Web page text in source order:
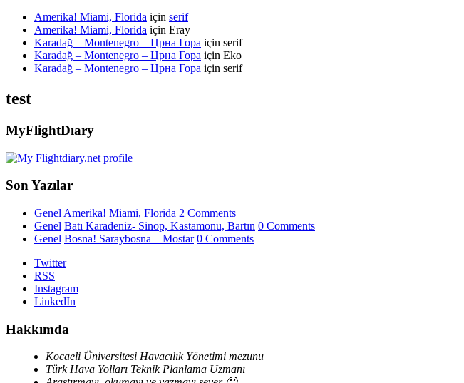
Amerika! Miami, Florida için serif
Amerika! Miami, Florida için Eray
Karadağ – Montenegro – Црна Гора için serif
Karadağ – Montenegro – Црна Гора için Eko
Karadağ – Montenegro – Црна Гора için serif
test
MyFlightDıary
Son Yazılar
Genel Amerika! Miami, Florida 2 Comments
Genel Batı Karadeniz- Sinop, Kastamonu, Bartın 0 Comments
Genel Bosna! Saraybosna – Mostar 0 Comments
Twitter
RSS
Instagram
LinkedIn
Hakkımda
Kocaeli Üniversitesi Havacılık Yönetimi mezunu
Türk Hava Yolları Teknik Planlama Uzmanı